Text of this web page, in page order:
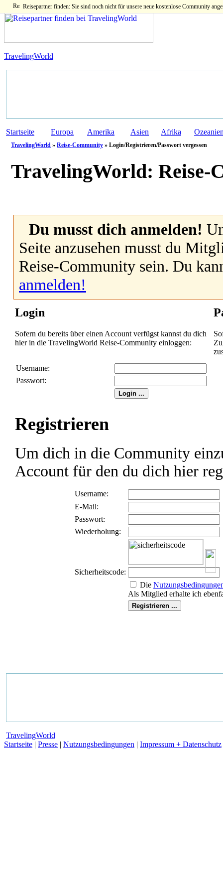
Reisepartner finden: Sie sind noch nicht für unsere neue kostenlose Community
TravelingWorld
Startseite Europa Amerika Asien Afrika
TravelingWorld » Reise-Community » Login/Registrieren/Passwort vergessen
TravelingWorld: Reise-
Du musst dich anmelden!
Seite anzusehen musst du
Reise-Community sein. Du
anmelden!
Login
Sofern du bereits über einen Account verfügst kannst du dich
hier in die TravelingWorld Reise-Community einloggen:
Username:
Passwort:
Registrieren
Um dich in die Community
Account für den du dich hier
Username:
E-Mail:
Passwort:
Wiederholung:
Sicherheitscode:
Die
Als Mitglied erhalte ich
TravelingWorld
Startseite | Presse | Nutzungsbedingungen | Impressum + Datenschutz